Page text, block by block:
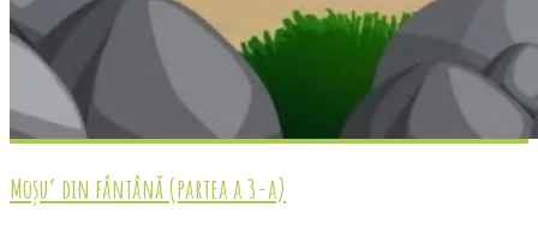
Moșu’ din fântână (partea a 3-a)